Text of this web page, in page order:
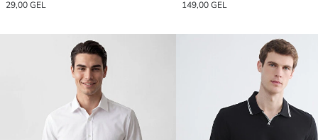
29,00 GEL
149,00 GEL